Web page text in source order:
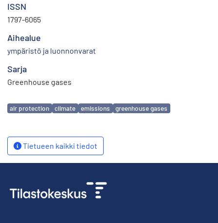
ISSN
1797-6065
Aihealue
ympäristö ja luonnonvarat
Sarja
Greenhouse gases
Avainsanat
air protection climate emissions greenhouse gases
Tietueen kaikki tiedot